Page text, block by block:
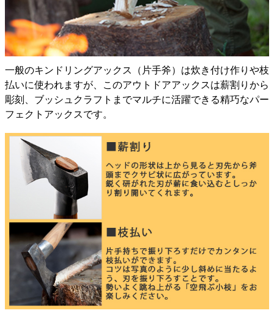
一般のキンドリングアックス（片手斧）は炊き付け作りや枝
払いに使われますが、このアウトドアアックスは薪割りから
彫刻、ブッシュクラフトまでマルチに活躍できる精巧なパー
フェクトアックスです。